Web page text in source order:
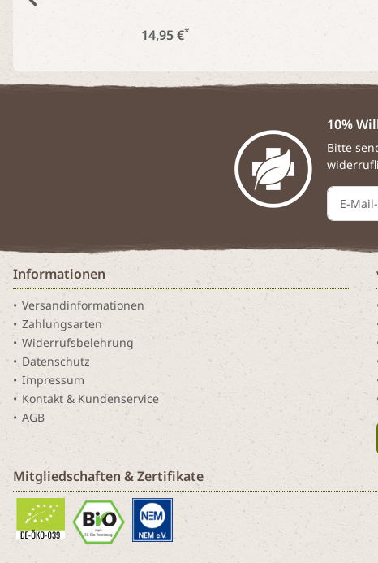
14,95 €*
Informationen
Versandinformationen
Zahlungsarten
Widerrufsbelehrung
Datenschutz
Impressum
Kontakt & Kundenservice
AGB
Mitgliedschaften & Zertifikate
10%
Bitte